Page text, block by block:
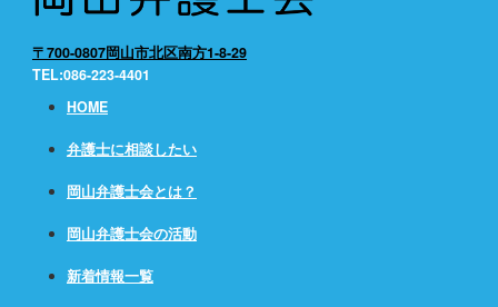
〒700-0807岡山市北区南方1-8-29
TEL:086-223-4401
HOME
弁護士に相談したい
岡山弁護士会とは？
岡山弁護士会の活動
新着情報一覧